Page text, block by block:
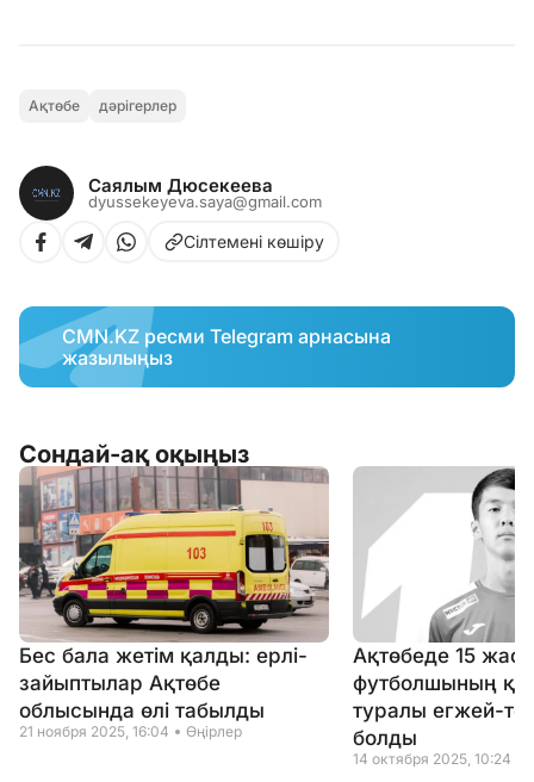
Ақтөбе дәрігерлер
Саялым Дюсекеева
dyussekeyeva.saya@gmail.com
Сілтемені көшіру
CMN.KZ ресми Telegram арнасына
жазылыңыз
Сондай-ақ оқыңыз
Бес бала жетім қалды: ерлі-
зайыптылар Ақтөбе
облысында өлі табылды
21 ноября 2025, 16:04 Өңірлер
Ақтөбеде 15
футболшының
туралы егжей-
болды
14 октября 2025, 10:24